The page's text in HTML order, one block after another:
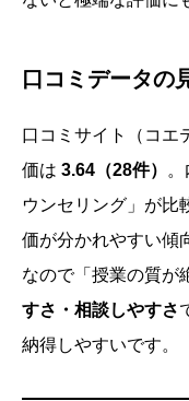
口コミデータの
口コミサイト（コエ
価は 3.64（28件）
ウンセリング」が比
価が分かれやすい傾
なので「授業の質が
すさ・相談しやすさ
納得しやすいです。